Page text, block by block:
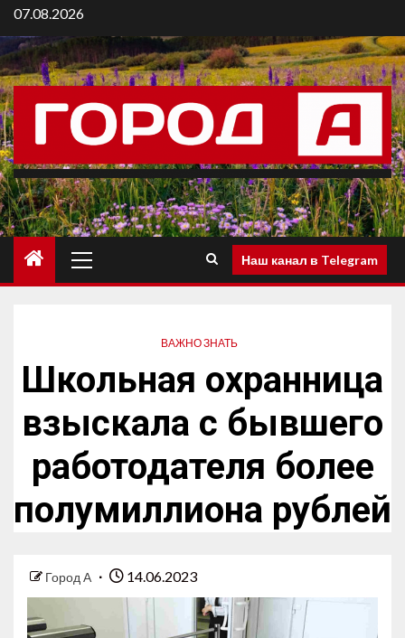
07.08.2026
Наш канал в Telegram
ВАЖНО ЗНАТЬ
Школьная охранница
взыскала с бывшего
работодателя более
полумиллиона рублей
Город А 14.06.2023